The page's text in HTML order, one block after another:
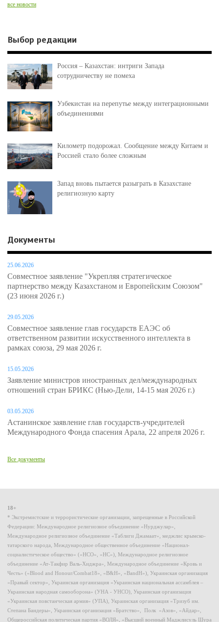
все новости
Выбор редакции
Россия – Казахстан: интриги Запада
сотрудничеству не помеха
Узбекистан на перепутье между интеграционными
объединениями
Километр подорожал. Сообщение между Китаем и
Россией стало более сложным
Запад вновь пытается разыграть в Казахстане
религиозную карту
Документы
25.06.2026
Совместное заявление "Укрепляя стратегическое
партнерство между Казахстаном и Европейским Союзом"
(23 июня 2026 г.)
29.05.2026
Совместное заявление глав государств ЕАЭС об
ответственном развитии искусственного интеллекта в
рамках союза, 29 мая 2026 г.
15.05.2026
Заявление министров иностранных дел/международных
отношений стран БРИКС (Нью-Дели, 14-15 мая 2026 г.)
03.05.2026
Астанинское заявление глав государств-учредителей
Международного Фонда спасения Арала, 22 апреля 2026 г.
Все документы
18+
* Экстремистские и террористические организации, запрещенные в Российской
Федерации: Международное религиозное объединение «Нурджулар»,
Международное религиозное объединение «Таблиги Джамаат», меджлис крымско-
татарского народа, Международное общественное объединение «Национал-
социалистическое общество» («НСО», «НС»), Международное религиозное
объединение «Ат-Такфир Валь-Хиджра», Международное объединение «Кровь и
Честь» («Blood and Honour/Combat18», «B&H», «BandH»), Украинская организация
«Правый сектор», Украинская организация «Украинская национальная ассамблея –
Украинская народная самооборона» (УНА - УНСО), Украинская организация
«Украинская повстанческая армия» (УПА), Украинская организация «Тризуб им.
Степана Бандеры», Украинская организация «Братство», Полк «Азов», «Айдар»,
Общероссийская политическая партия «ВОЛЯ», «Высший военный Маджлисуль Шура